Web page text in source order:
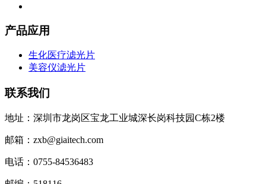
产品应用
生化医疗滤光片
美容仪滤光片
联系我们
地址：深圳市龙岗区宝龙工业城深长岗科技园C栋2楼
邮箱：zxb@giaitech.com
电话：0755-84536483